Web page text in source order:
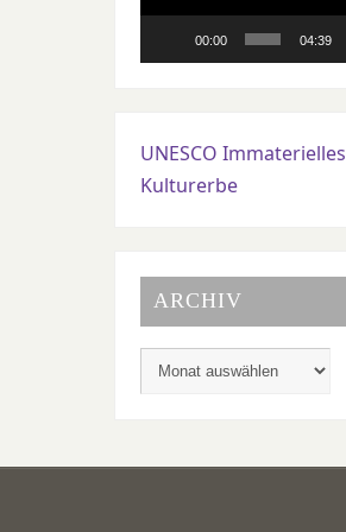
00:00 04:39
UNESCO Immaterielles
Kulturerbe
ARCHIV